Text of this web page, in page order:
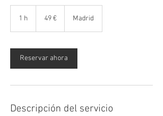
1 h
euros
49 € Madrid
Reservar ahora
Descripción del servicio